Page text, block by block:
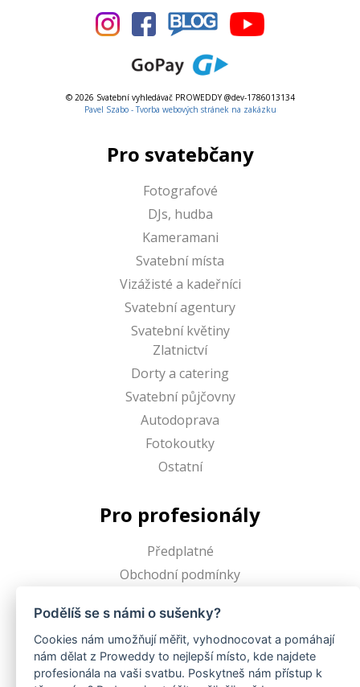
© 2026 Svatební vyhledávač PROWEDDY @dev-1786013134
Pavel Szabo - Tvorba webových stránek na zakázku
Pro svatebčany
Fotografové
DJs, hudba
Kameramani
Svatební místa
Vizážisté a kadeřníci
Svatební agentury
Svatební květiny
Zlatnictví
Dorty a catering
Svatební půjčovny
Autodoprava
Fotokoutky
Ostatní
Pro profesionály
Předplatné
Obchodní podmínky
Proweddy
O Proweddy
FAQ
Podělíš se s námi o sušenky?
Cookies nám umožňují měřit, vyhodnocovat a pomáhají
nám dělat z Proweddy to nejlepší místo, kde najdete
profesionála na vaši svatbu. Poskytneš nám přístup k